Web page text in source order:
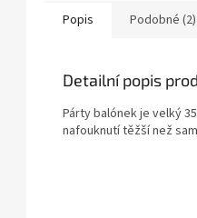
Popis Podobné (2)
Detailní popis
Párty balónek je velký
nafouknutí těžší než